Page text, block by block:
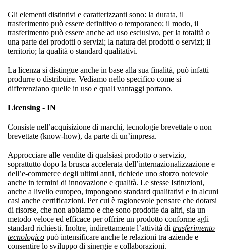
Gli elementi distintivi e caratterizzanti sono: la durata, il
trasferimento può essere definitivo o temporaneo; il modo, il
trasferimento può essere anche ad uso esclusivo, per la totalità o
una parte dei prodotti o servizi; la natura dei prodotti o servizi; il
territorio; la qualità o standard qualitativi.
La licenza si distingue anche in base alla sua finalità, può infatti
produrre o distribuire. Vediamo nello specifico come si
differenziano quelle in uso e quali vantaggi portano.
Licensing - IN
Consiste nell’acquisizione di marchi, tecnologie brevettate o non
brevettate (know-how), da parte di un’impresa.
Approcciare alle vendite di qualsiasi prodotto o servizio,
soprattutto dopo la brusca accelerata dell’internazionalizzazione e
dell’e-commerce degli ultimi anni, richiede uno sforzo notevole
anche in termini di innovazione e qualità. Le stesse Istituzioni,
anche a livello europeo, impongono standard qualitativi e in alcuni
casi anche certificazioni. Per cui è ragionevole pensare che dotarsi
di risorse, che non abbiamo e che sono prodotte da altri, sia un
metodo veloce ed efficace per offrire un prodotto conforme agli
standard richiesti. Inoltre, indirettamente l’attività di trasferimento
tecnologico può intensificare anche le relazioni tra aziende e
consentire lo sviluppo di sinergie e collaborazioni.